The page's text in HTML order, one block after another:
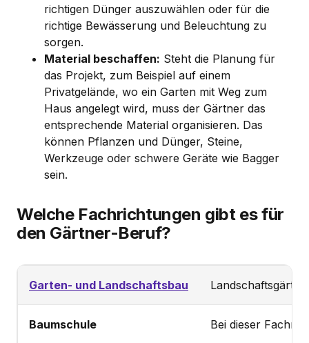
richtigen Dünger auszuwählen oder für die
richtige Bewässerung und Beleuchtung zu
sorgen.
Material beschaffen: Steht die Planung für
das Projekt, zum Beispiel auf einem
Privatgelände, wo ein Garten mit Weg zum
Haus angelegt wird, muss der Gärtner das
entsprechende Material organisieren. Das
können Pflanzen und Dünger, Steine,
Werkzeuge oder schwere Geräte wie Bagger
sein.
Welche Fachrichtungen gibt es für
den Gärtner-Beruf?
Garten- und Landschaftsbau
Baumschule Bei dieser